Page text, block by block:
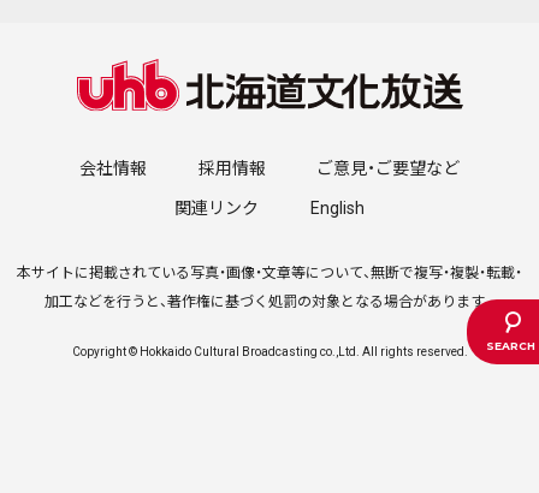
会社情報 採用情報 ご意見・ご要望など
関連リンク English
本サイトに掲載されている写真・画像・文章等について、無断で複写・複製・転載・
加工などを行うと、著作権に基づく処罰の対象となる場合があります。
Copyright © Hokkaido Cultural Broadcasting co.,Ltd. All rights reserved.